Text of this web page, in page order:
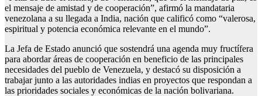
el mensaje de amistad y de cooperación”, afirmó la mandataria
venezolana a su llegada a India, nación que calificó como “valerosa,
espiritual y potencia económica relevante en el mundo”.
La Jefa de Estado anunció que sostendrá una agenda muy fructífera
para abordar áreas de cooperación en beneficio de las principales
necesidades del pueblo de Venezuela, y destacó su disposición a
trabajar junto a las autoridades indias en proyectos que respondan a
las prioridades sociales y económicas de la nación bolivariana.